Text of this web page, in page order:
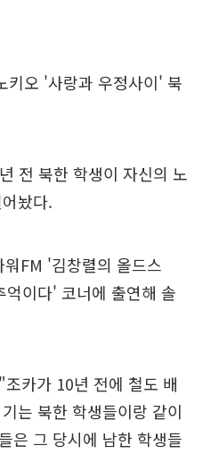
오 '사랑과 우정사이' 북
전 북한 학생이 자신의 노
놨다.
FM '김창렬의 올드스
이다' 코너에 출연해 솔
카가 10년 전에 철도 배
는 북한 학생들이랑 같이
은 그 당시에 남한 학생들